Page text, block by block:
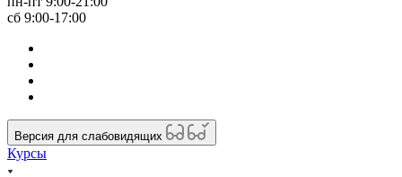
сб 9:00-17:00
Версия для слабовидящих
Курсы